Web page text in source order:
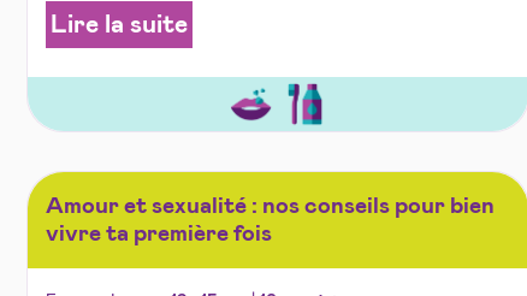
Lire la suite
Amour et sexualité : nos conseils pour bien
vivre ta première fois